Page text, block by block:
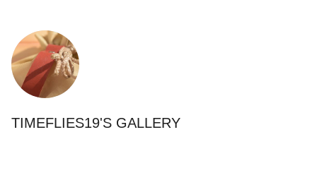
TIMEFLIES19'S GALLERY